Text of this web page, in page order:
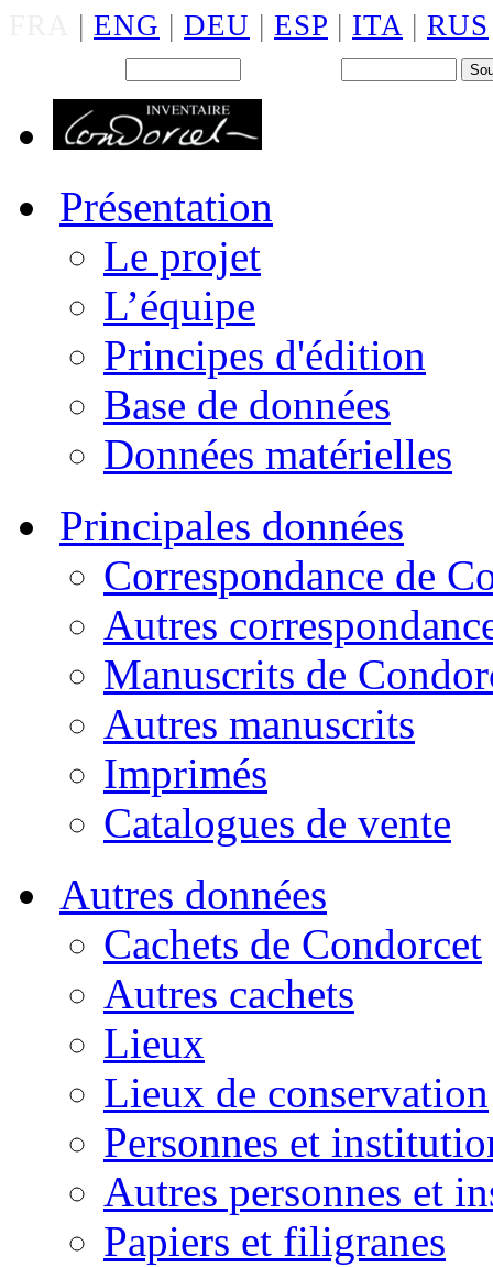
| ENG | DEU | ESP | ITA | RUS
Présentation
Le projet
L’équipe
Principes d'édition
Base de données
Données matérielles
Principales données
Correspondance de
Autres
Manuscrits de
Autres manuscrits
Imprimés
Catalogues de vente
Autres données
Cachets de Condorcet
Autres cachets
Lieux
Lieux de conservation
Personnes et
Autres personnes et
Papiers et filigranes